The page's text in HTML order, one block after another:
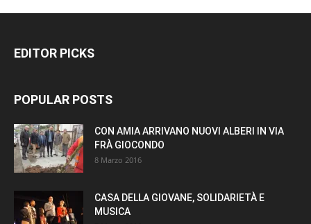
EDITOR PICKS
POPULAR POSTS
CON AMIA ARRIVANO NUOVI ALBERI IN VIA
FRÀ GIOCONDO
8 Marzo 2016
CASA DELLA GIOVANE, SOLIDARIETÀ E
MUSICA